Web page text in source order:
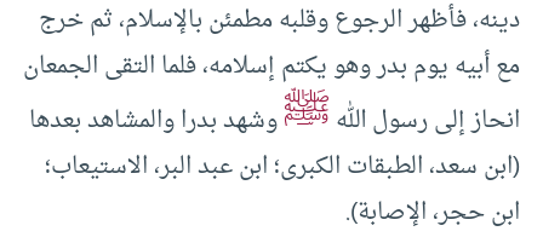
دينه، فأظهر الرجوع وقلبه مطمئن بالإسلام، ثم خرج
مع أبيه يوم بدر وهو يكتم إسلامه، فلما التقى الجمعان
انحاز إلى رسول اللهﷺوشهد بدرا والمشاهد بعدها
(ابن سعد، الطبقات الكبرى؛ ابن عبد البر، الاستيعاب؛
ابن حجر، الإصابة).